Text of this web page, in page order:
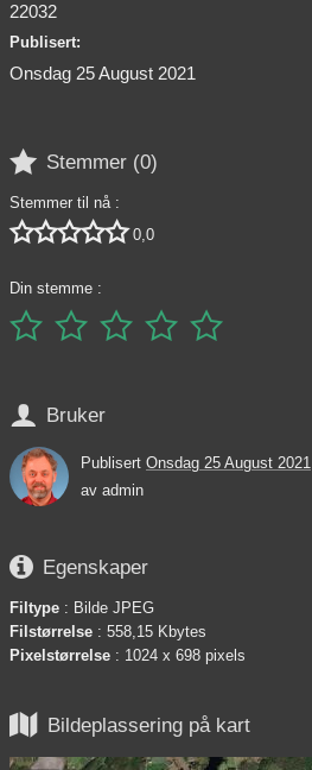
22032
Publisert:
Onsdag 25 August 2021
 Stemmer (0)
Stemmer til nå :
 0,0
Din stemme :
    
 Bruker
Publisert Onsdag 25 August 2021
av admin
 Egenskaper
Filtype : Bilde JPEG
Filstørrelse : 558,15 Kbytes
Pixelstørrelse : 1024 x 698 pixels
 Bildeplassering på kart